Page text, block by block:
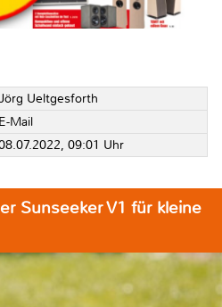
Ueltgesforth
E-Mail
09:01 Uhr
Sunseeker V1 für kleine